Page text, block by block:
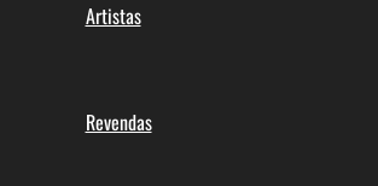
Artistas
Revendas